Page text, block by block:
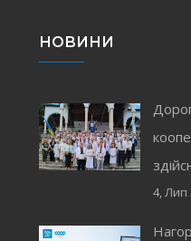
НОВИНИ
4, Лип